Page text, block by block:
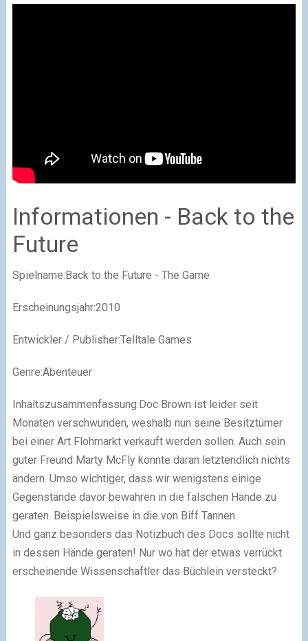
Informationen - Back to the
Future
Spielname:Back to the Future - The Game
Erscheinungsjahr:2010
Entwickler / Publisher:Telltale Games
Genre:Abenteuer
Inhaltszusammenfassung:Doc Brown ist leider seit
Monaten verschwunden, weshalb nun seine Besitztümer
bei einer Art Flohmarkt verkauft werden sollen. Auch sein
guter Freund Marty McFly konnte daran letztendlich nichts
ändern. Umso wichtiger, dass wir wenigstens einige
Gegenstände davor bewahren in die falschen Hände zu
geraten. Beispielsweise in die von Biff Tannen.
Und ganz besonders das Notizbuch des Docs sollte nicht
in dessen Hände geraten! Nur wo hat der etwas verrückt
erscheinende Wissenschaftler das Büchlein versteckt?